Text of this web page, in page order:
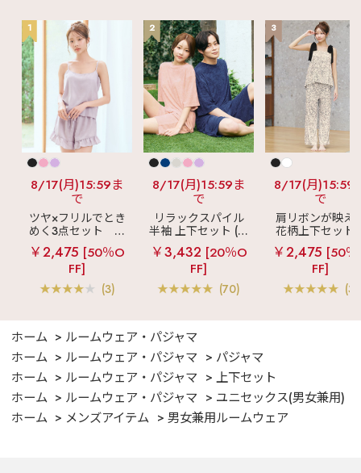
1
8/17(月)15:59ま
で
ツヤ×フリルでとき
めく3点セット
シ
ルキー ショートパ
ンツ 3点セット
￥2,475 [50％O
FF]
(3)
2
8/17(月)15:59ま
で
リラックスパイル
半袖 上下セット (男
女兼用サイズ)
￥3,432 [20％O
FF]
(70)
3
8/17(月)15:59
で
肩リボンが映え
花柄上下セット
メニーフラワー
ングパンツ 上下
ット
￥2,475 [50
FF]
(3)
ホーム
ルームウェア・パジャマ
ホーム
ルームウェア・パジャマ
パジャマ
ホーム
ルームウェア・パジャマ
上下セット
ホーム
ルームウェア・パジャマ
ユニセックス(男女兼用)
ホーム
メンズアイテム 男女兼用ルームウェア